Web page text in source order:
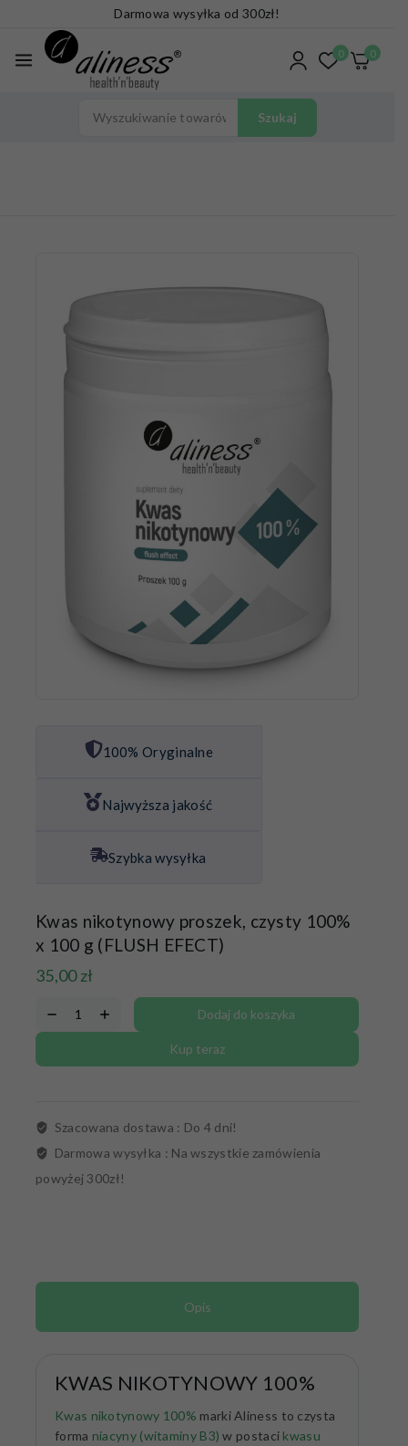
Darmowa wysyłka od 300zł!
0 0
Szukaj
100% Oryginalne
Najwyższa jakość
Szybka wysyłka
Kwas nikotynowy proszek, czysty 100%
x 100 g (FLUSH EFECT)
35,00zł
Dodaj do koszyka
Kup teraz
Szacowana dostawa : Do 4 dni!
Darmowa wysyłka : Na wszystkie zamówienia
powyżej 300zł!
Opis
KWAS NIKOTYNOWY 100%
Kwas nikotynowy 100% marki Aliness to czysta
forma niacyny (witaminy B3) w postaci kwasu